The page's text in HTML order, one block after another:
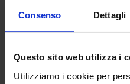
Consenso Dettagli
Questo sito web utilizza i
Utilizziamo i cookie per
nastri e robotica).